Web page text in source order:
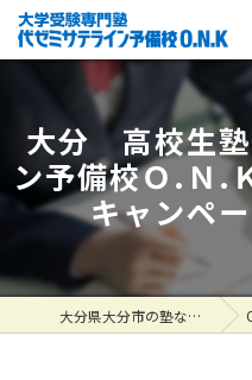
大分 高校生
ン予備校Ｏ.Ｎ.
キャンペ
大分県大分市の塾なら大学受験専門塾 代ゼミサテライン予備校O.N.K